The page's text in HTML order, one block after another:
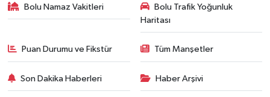
Bolu Namaz Vakitleri
Bolu Trafik Yoğunluk
Haritası
Puan Durumu ve Fikstür Tüm Manşetler
Son Dakika Haberleri Haber Arşivi